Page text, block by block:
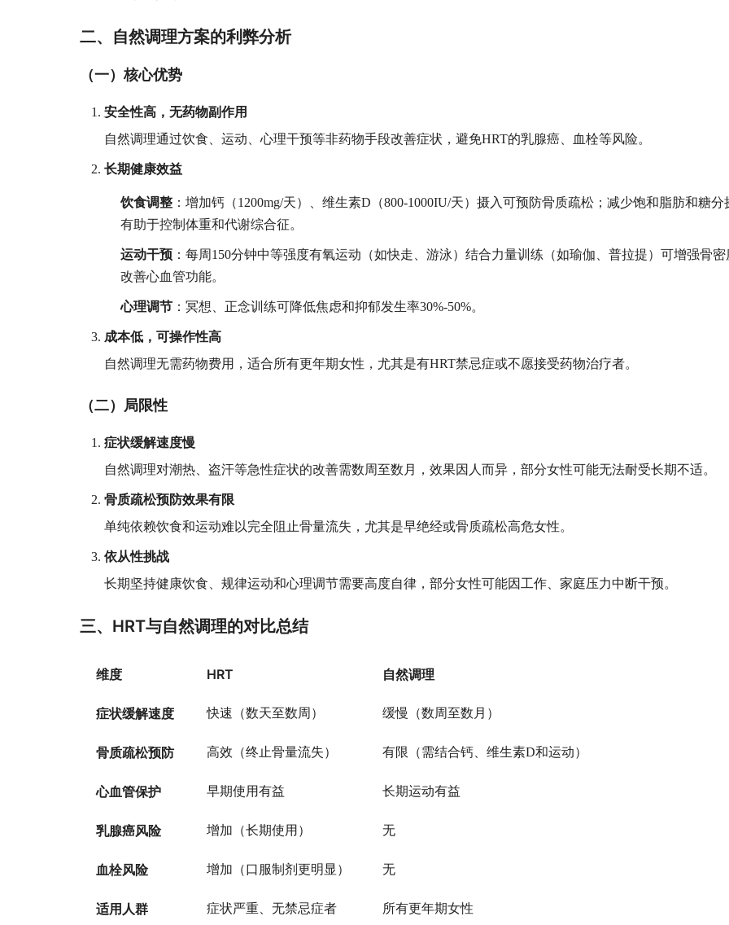
二、自然调理方案的利弊分析
（一）核心优势
安全性高，无药物副作用
自然调理通过饮食、运动、心理干预等非药物手段改善症状，避免HRT的乳腺癌、血栓等风险。
长期健康效益
饮食调整 ：增加钙（1200mg/天）、维生素D（800-1000IU/天）摄入可预防骨质疏松；减少饱和脂肪和糖分
有助于控制体重和代谢综合征。
运动干预 ：每周150分钟中等强度有氧运动（如快走、游泳）结合力量训练（如瑜伽、普拉提）可增强骨密
改善心血管功能。
心理调节 ：冥想、正念训练可降低焦虑和抑郁发生率30%-50%。
成本低，可操作性高
自然调理无需药物费用，适合所有更年期女性，尤其是有HRT禁忌症或不愿接受药物治疗者。
（二）局限性
症状缓解速度慢
自然调理对潮热、盗汗等急性症状的改善需数周至数月，效果因人而异，部分女性可能无法耐受长期不适。
骨质疏松预防效果有限
单纯依赖饮食和运动难以完全阻止骨量流失，尤其是早绝经或骨质疏松高危女性。
依从性挑战
长期坚持健康饮食、规律运动和心理调节需要高度自律，部分女性可能因工作、家庭压力中断干预。
三、HRT与自然调理的对比总结
维度 HRT 自然调理
症状缓解速度 快速（数天至数周） 缓慢（数周至数月）
骨质疏松预防 高效（终止骨量流失） 有限（需结合钙、维生素D和运动）
心血管保护 早期使用有益 长期运动有益
乳腺癌风险 增加（长期使用） 无
血栓风险 增加（口服制剂更明显） 无
适用人群 症状严重、无禁忌症者 所有更年期女性